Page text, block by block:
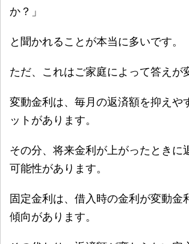
か？」
と聞かれることが本当に多いです。
ただ、これはご家庭によって答えが
変動金利は、毎月の返済額を抑えや
ットがあります。
その分、将来金利が上がったときに
可能性があります。
固定金利は、借入時の金利が変動金
傾向があります。